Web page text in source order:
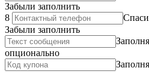
Забыли заполнить
8
Забыли заполнить
опционально